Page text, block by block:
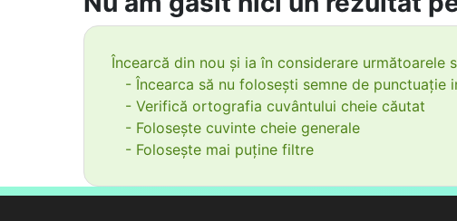
Încearcă din nou și ia în considerare următoarele
- Încearca să nu folosești semne de punctuație
- Verifică ortografia cuvântului cheie căutat
- Folosește cuvinte cheie generale
- Folosește mai puține filtre